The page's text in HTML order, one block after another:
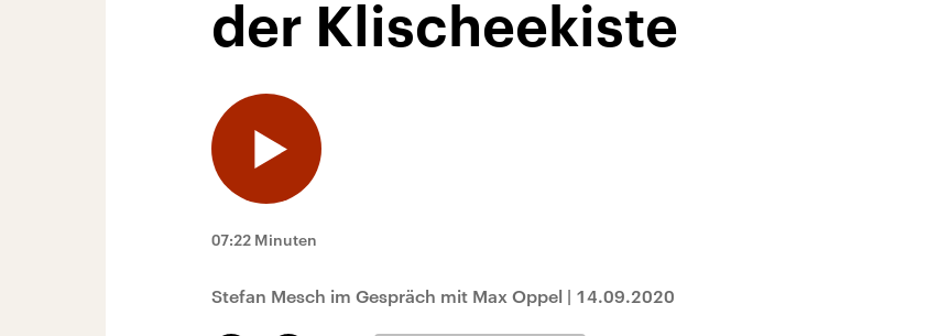
der Klischeekiste
07:22 Minuten
Stefan Mesch im Gespräch mit Max Oppel | 14.09.2020